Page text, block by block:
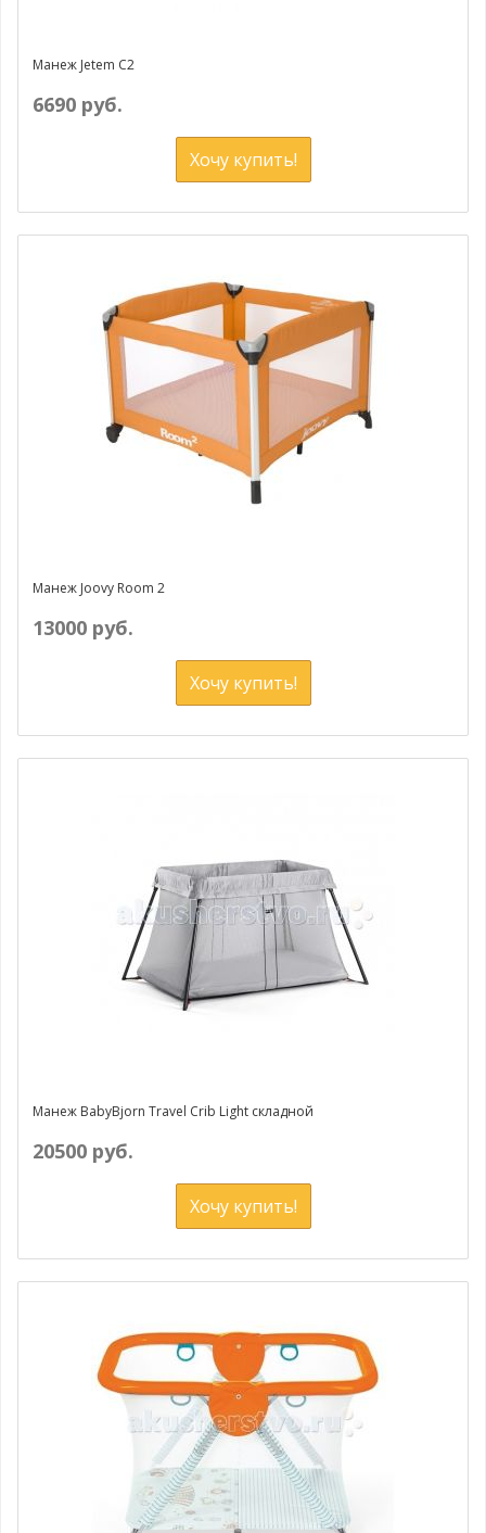
Манеж Jetem C2
6690 руб.
Хочу купить!
Манеж Joovy Room 2
13000 руб.
Хочу купить!
Манеж BabyBjorn Travel Crib Light складной
20500 руб.
Хочу купить!